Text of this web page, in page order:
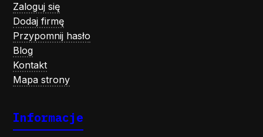
Zaloguj się
Dodaj firmę
Przypomnij hasło
Blog
Kontakt
Mapa strony
Informacje